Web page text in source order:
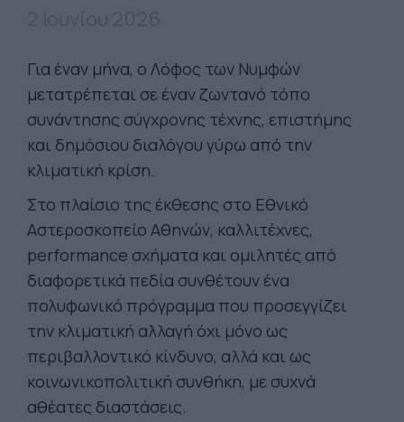
Για έναν μήνα, ο Λόφος των Νυμφών
μετατρέπεται σε έναν ζωντανό τόπο
συνάντησης σύγχρονης τέχνης, επιστήμης
και δημόσιου διαλόγου γύρω από την
κλιματική κρίση.
Στο πλαίσιο της έκθεσης στο Εθνικό
Αστεροσκοπείο Αθηνών, καλλιτέχνες,
performance σχήματα και ομιλητές από
διαφορετικά πεδία συνθέτουν ένα
πολυφωνικό πρόγραμμα που προσεγγίζει
την κλιματική αλλαγή όχι μόνο ως
περιβαλλοντικό κίνδυνο, αλλά και ως
κοινωνικοπολιτική συνθήκη, με συχνά
αθέατες διαστάσεις.